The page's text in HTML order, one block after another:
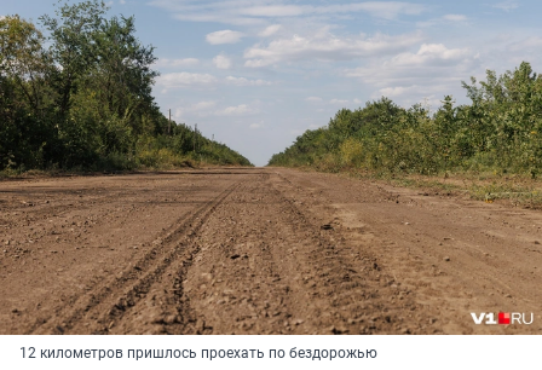
12 километров пришлось проехать по бездорожью